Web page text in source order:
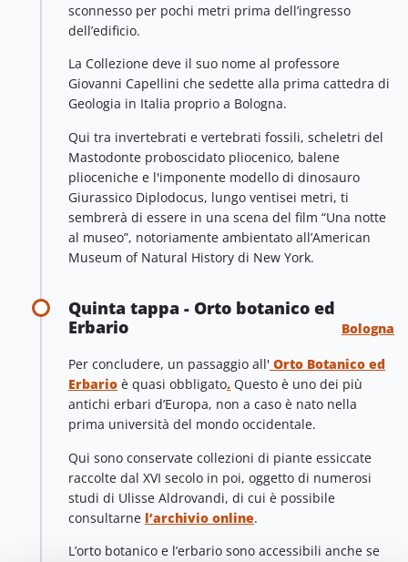
sconnesso per pochi metri prima dell’ingresso
dell’edificio.
La Collezione deve il suo nome al professore
Giovanni Capellini che sedette alla prima cattedra di
Geologia in Italia proprio a Bologna.
Qui tra invertebrati e vertebrati fossili, scheletri del
Mastodonte proboscidato pliocenico, balene
plioceniche e l'imponente modello di dinosauro
Giurassico Diplodocus, lungo ventisei metri, ti
sembrerà di essere in una scena del film “Una notte
al museo”, notoriamente ambientato all’American
Museum of Natural History di New York.
Quinta tappa - Orto botanico ed
Erbario
Bologna
Per concludere, un passaggio all' Orto Botanico ed
Erbario è quasi obbligato. Questo è uno dei più
antichi erbari d’Europa, non a caso è nato nella
prima università del mondo occidentale.
Qui sono conservate collezioni di piante essiccate
raccolte dal XVI secolo in poi, oggetto di numerosi
studi di Ulisse Aldrovandi, di cui è possibile
consultarne l’archivio online.
L’orto botanico e l’erbario sono accessibili anche se